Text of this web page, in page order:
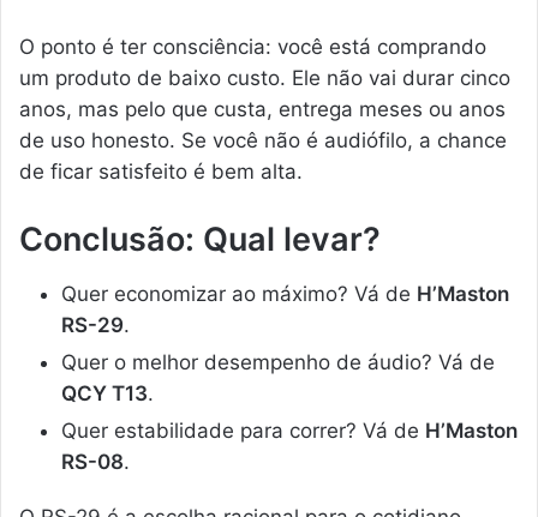
O ponto é ter consciência: você está comprando
um produto de baixo custo. Ele não vai durar cinco
anos, mas pelo que custa, entrega meses ou anos
de uso honesto. Se você não é audiófilo, a chance
de ficar satisfeito é bem alta.
Conclusão: Qual levar?
Quer economizar ao máximo? Vá de H’Maston
RS-29.
Quer o melhor desempenho de áudio? Vá de
QCY T13.
Quer estabilidade para correr? Vá de H’Maston
RS-08.